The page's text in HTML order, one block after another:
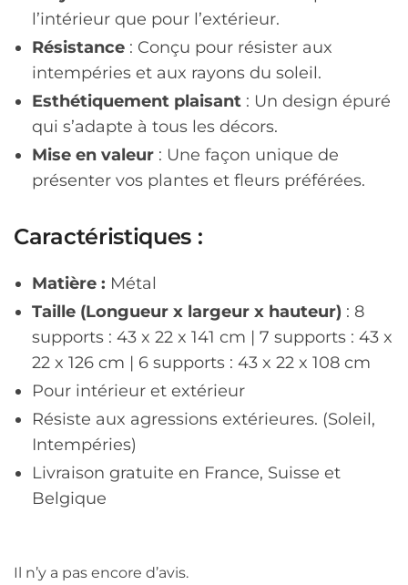
l’intérieur que pour l’extérieur.
Résistance : Conçu pour résister aux
intempéries et aux rayons du soleil.
Esthétiquement plaisant : Un design épuré
qui s’adapte à tous les décors.
Mise en valeur : Une façon unique de
présenter vos plantes et fleurs préférées.
Caractéristiques :
Matière : Métal
Taille (Longueur x largeur x hauteur) : 8
supports : 43 x 22 x 141 cm | 7 supports : 43 x
22 x 126 cm | 6 supports : 43 x 22 x 108 cm
Pour intérieur et extérieur
Résiste aux agressions extérieures. (Soleil,
Intempéries)
Livraison gratuite en France, Suisse et
Belgique
Il n’y a pas encore d’avis.